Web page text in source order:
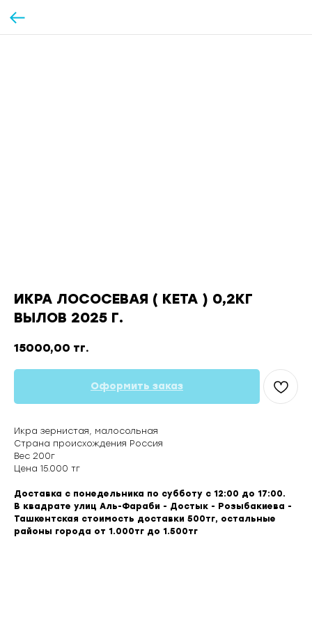
ИКРА ЛОСОСЕВАЯ ( КЕТА ) 0,2КГ
ВЫЛОВ 2025 Г.
15000,00 тг.
Оформить заказ
Икра зернистая, малосольная
Страна происхождения Россия
Вес 200г
Цена 15.000 тг
Доставка с понедельника по субботу с 12:00 до 17:00.
В квадрате улиц Аль-Фараби - Достык - Розыбакиева -
Ташкентская стоимость доставки 500тг, остальные
районы города от 1.000тг до 1.500тг